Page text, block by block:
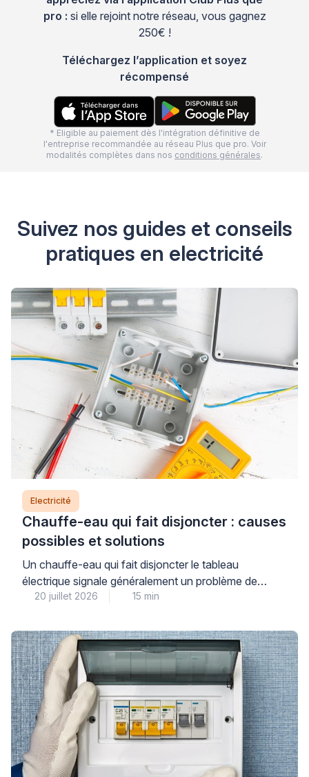
pro : si elle rejoint notre réseau, vous gagnez
250€ !
Téléchargez l’application et soyez
récompensé
* Eligible au paiement dès l'intégration définitive de
l'entreprise recommandée au réseau Plus que pro. Voir
modalités complètes dans nos conditions générales.
Suivez nos guides et conseils
pratiques en electricité
Electricité
Chauffe-eau qui fait disjoncter : causes
possibles et solutions
Un chauffe-eau qui fait disjoncter le tableau
électrique signale généralement un problème de
sécurité qu’il ne faut jamais ignorer : résistance
dans le circuit électrique. Cette panne, bien que
fréquente, nécessite un diagnostic précis pour
identifier la cause exacte et garantir la sécurité de
votre installation. Si […]
20 juillet 2026 15 min